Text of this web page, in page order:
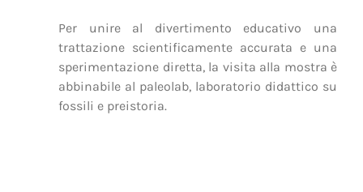
Per unire al divertimento educativo una
trattazione scientificamente accurata e una
sperimentazione diretta, la visita alla mostra è
abbinabile al paleolab, laboratorio didattico su
fossili e preistoria.